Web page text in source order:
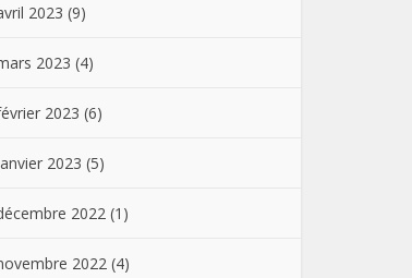
2023 (9)
2023 (4)
2023 (6)
2023 (5)
2022 (1)
2022 (4)